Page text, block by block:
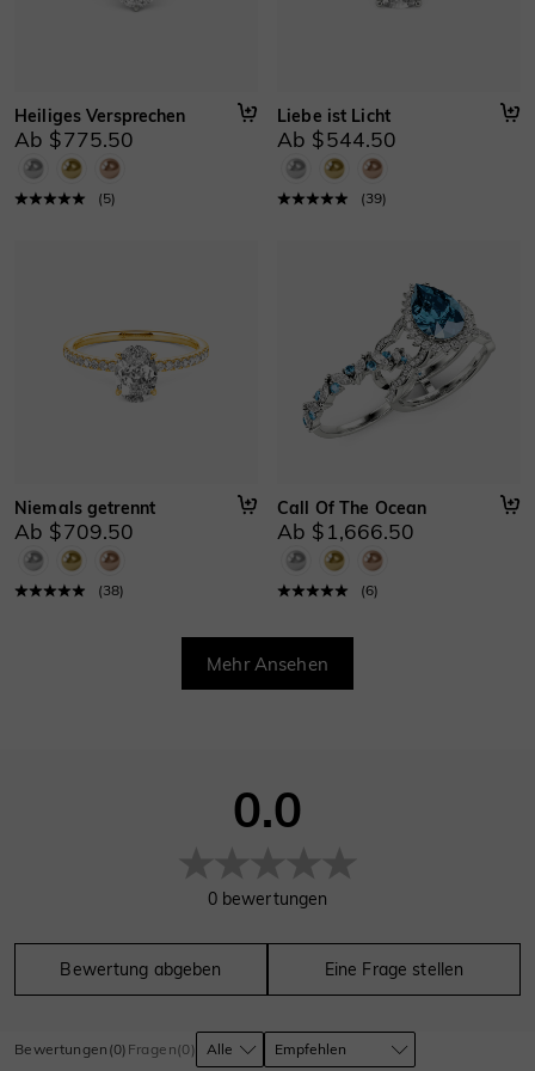
Heiliges Versprechen
Ab $775.50
(5)
Liebe ist Licht
Ab $544.50
(39)
Niemals getrennt
Ab $709.50
(38)
Call Of The Ocean
Ab $1,666.50
(6)
Mehr Ansehen
0.0
0 bewertungen
Bewertung abgeben Eine Frage stellen
Bewertungen (0) Fragen(0)